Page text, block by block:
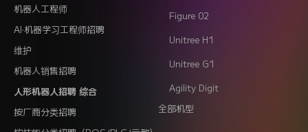
机器人工程师
AI·机器学习工程师招聘
维护
机器人销售招聘
人形机器人招聘 综合
按厂商分类招聘
Figure 02
Unitree H1
Unitree G1
Agility Digit
全部机型